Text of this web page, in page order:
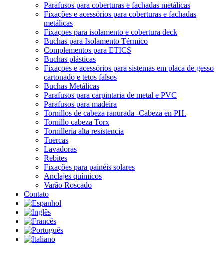
Parafusos para coberturas e fachadas metálicas
Fixações e acessórios para coberturas e fachadas
metálicas
Fixaçoes para isolamento e cobertura deck
Buchas para Isolamento Térmico
Complementos para ETICS
Buchas plásticas
Fixaçoes e acessórios para sistemas em placa de gesso
cartonado e tetos falsos
Buchas Metálicas
Parafusos para carpintaria de metal e PVC
Parafusos para madeira
Tornillos de cabeza ranurada -Cabeza en PH.
Tornillo cabeza Torx
Tornilleria alta resistencia
Tuercas
Lavadoras
Rebites
Fixações para painéis solares
Anclajes químicos
Varão Roscado
Contato